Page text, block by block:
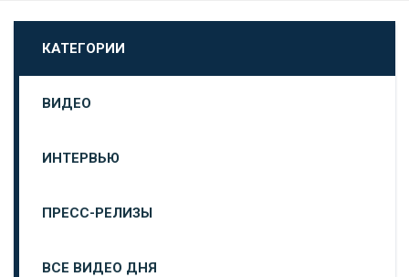
КАТЕГОРИИ
ВИДЕО
ИНТЕРВЬЮ
ПРЕСС-РЕЛИЗЫ
ВСЕ ВИДЕО ДНЯ